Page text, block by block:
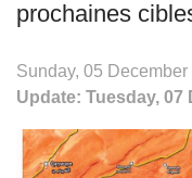
prochaines
Sunday, 05
Update: Tuesday, 07